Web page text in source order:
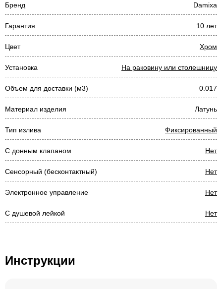
Бренд Damixa
Гарантия 10 лет
Цвет Хром
Установка На раковину или столешницу
Объем для доставки (м3) 0.017
Материал изделия Латунь
Тип излива Фиксированный
С донным клапаном Нет
Сенсорный (бесконтактный) Нет
Электронное управление Нет
С душевой лейкой Нет
Инструкции